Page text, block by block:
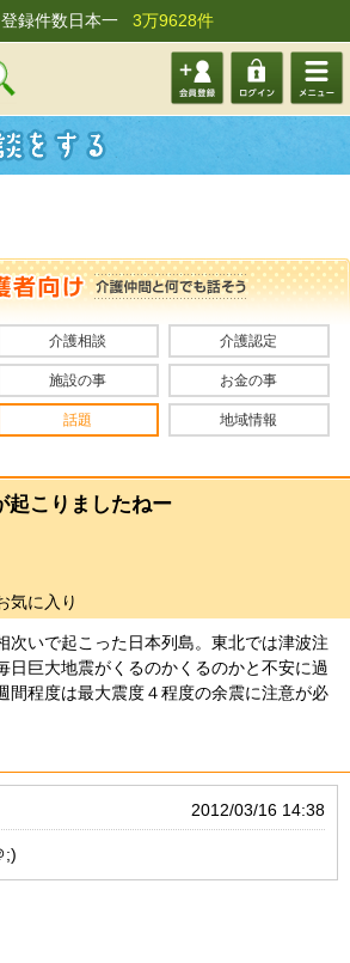
録件数日本一 3万9628件
会員登 ログイ メニュ
介護相談 介護認定
施設の事 お金の事
話題 地域情報
起こりましたねー
気に入り
次いで起こった日本列島。東北では津波注
日巨大地震がくるのかくるのかと不安に過
間程度は最大震度４程度の余震に注意が必
2012/03/16 14:38
;)